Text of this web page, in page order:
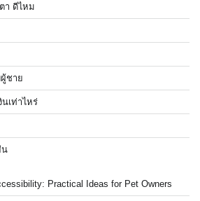
า ดีไหม
ชาย
เท่าไหร่
น
Practical Ideas for Pet Owners